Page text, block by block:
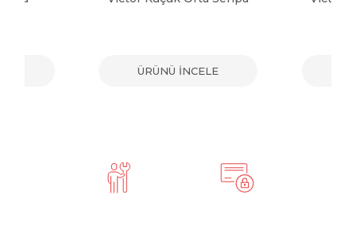
ÜRÜNÜ İNCELE